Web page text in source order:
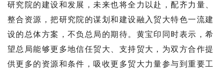
研究院的建设和发展，未来也将全力以赴，配齐力量、
整合资源，把研究院的谋划和建设融入贸大特色一流建
设的总体方案，不负总局的期待。黄宝印同时表示，希
望总局能够更多地信任贸大、支持贸大，为双方合作提
供更多的资源和条件，吸收更多贸大力量参与到重要工